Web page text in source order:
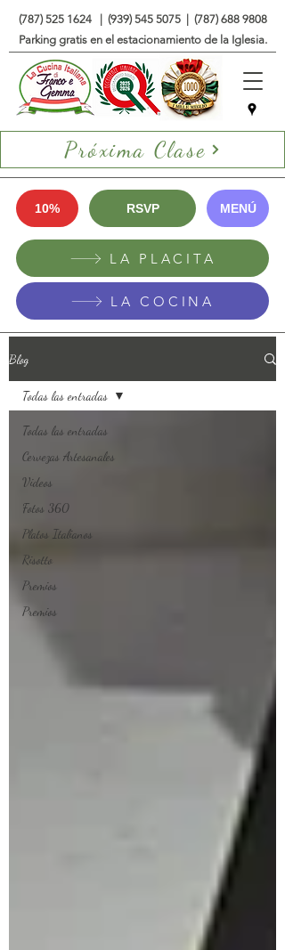
(787) 525 1624| (939) 545 5075| (787) 688 9808
Parking gratis en el estacionamiento de la Iglesia.
Próxima Clase
10% RSVP MENÚ
LA PLACITA
LA COCINA
Blog
Todas las entradas
Cervezas Artesanales
Videos
Fotos 360
Platos Italianos
Risotto
Premios
Premios
Todas las entradas